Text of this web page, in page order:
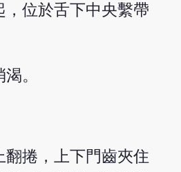
，位於舌下中央繫帶
。
翻捲，上下門齒夾住